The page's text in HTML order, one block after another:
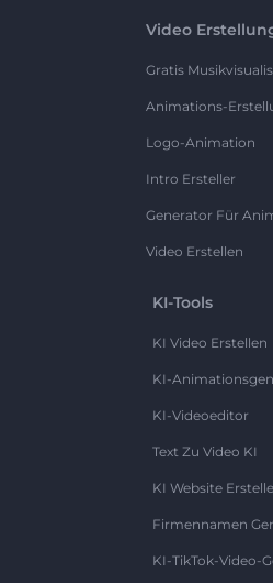
Video
Gratis
Animations-
Logo-Animation
Intro Ersteller
Generator Für
Video Erstellen
KI-Tools
KI Video Erstellen
KI-
KI-Videoeditor
Text Zu Video KI
KI Website
Firmennamen
KI-TikTok-Video-